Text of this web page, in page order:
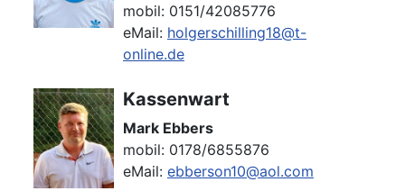
mobil: ‭0151/42085776
eMail: holgerschilling18@t-
online.de
Kassenwart
Mark Ebbers
mobil: ‭0178/6855876‬
eMail: ebberson10@aol.com